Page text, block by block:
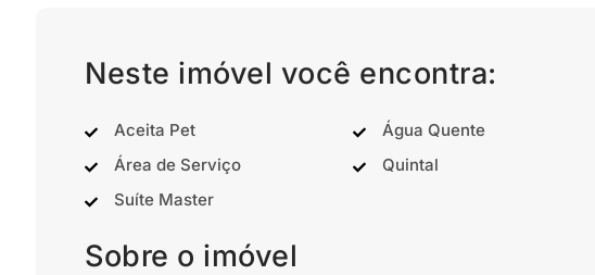
Neste imóvel você encontra:
Aceita Pet Água Quente
Área de Serviço
Quintal
Suíte Master
Sobre o imóvel